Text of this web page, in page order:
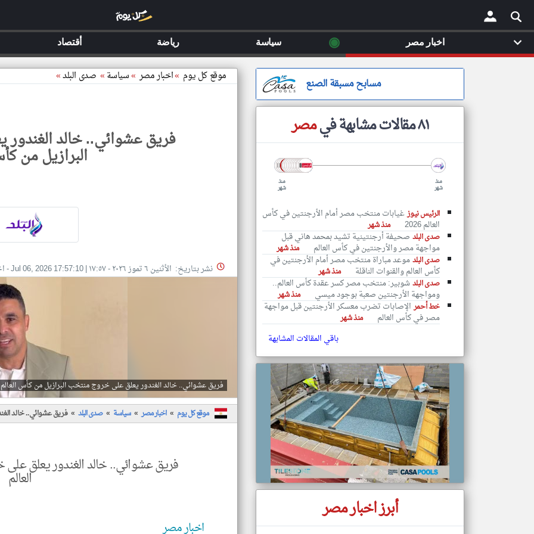
× موقع كل يوم »اخبار مصر »سياسة» صدى البلد»
فريق عشوائي.. خالد
البرازيل من
نشر بتاريخ: الأثنين ٦ تموز ٢٠٢٦ - ١٧:٥٧ |
Jul 06, 2026 17:57:10
-
فريق عشوائي.. خالد الغندور يعلق على خروج منتخب البرازيل من كأس العالم
موقع كل يوم اخبار مصر سياسة صدى البلد فريق عشوائي.. خالد
فريق عشوائي.. خالد الغندور يعلق
العالم
اخبار مصر
مسابح مسبقة الصنع
٨١ مقالات مشابهة في مصر
منذ
شهر
منذ
شهر
الرئيس نيوزغيابات منتخب مصر أمام الأرجنتين في كأس
العالم 2026
منذ شهر
صدى البلد صحيفة أرجنتينية تشيد بمحمد هاني قبل
مواجهة مصر والأرجنتين في كأس العالم
منذ شهر
صدى البلد موعد مباراة منتخب مصر أمام الأرجنتين في
كأس العالم والقنوات الناقلة
منذ شهر
صدى البلد شوبير: منتخب مصر كسر عقدة كأس العالم..
ومواجهة الأرجنتين صعبة بوجود ميسي
منذ شهر
خط أحمر الإصابات تضرب معسكر الأرجنتين قبل مواجهة
مصر في كأس العالم منذ شهر
باقي المقالات المشابهة
أبرز اخبار مصر
اخبار مصر ◉ سياسة رياضة أقتصاد